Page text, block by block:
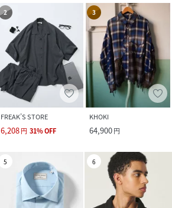
2
FREAK’S STORE
6,208円 31%OFF
3
KHOKI
64,900円
5 6